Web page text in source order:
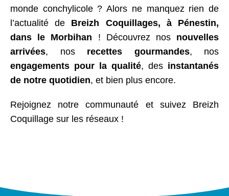
monde conchylicole ? Alors ne manquez rien de
l’actualité de Breizh Coquillages, à Pénestin,
dans le Morbihan ! Découvrez nos nouvelles
arrivées, nos recettes gourmandes, nos
engagements pour la qualité, des instantanés
de notre quotidien, et bien plus encore.
Rejoignez notre communauté et suivez Breizh
Coquillage sur les réseaux !